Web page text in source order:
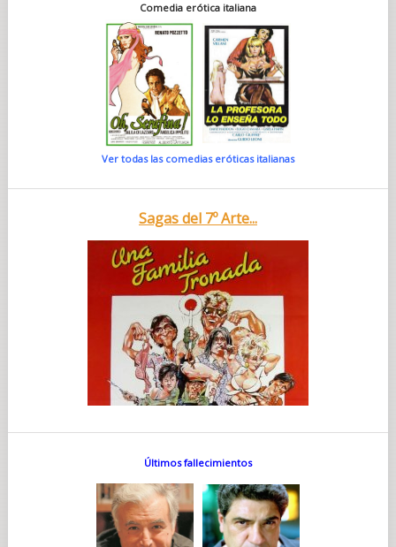
Comedia erótica italiana
Ver todas las comedias eróticas italianas
Sagas del 7º Arte...
Últimos fallecimientos